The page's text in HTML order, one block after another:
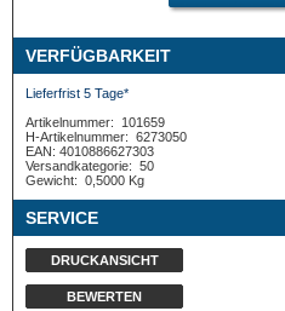
VERFÜGBARKEIT
Lieferfrist 5 Tage*
Artikelnummer:
101659
H-Artikelnummer: 6273050
EAN: 4010886627303
Versandkategorie: 50
Gewicht: 0,5000 Kg
SERVICE
DRUCKANSICHT
BEWERTEN